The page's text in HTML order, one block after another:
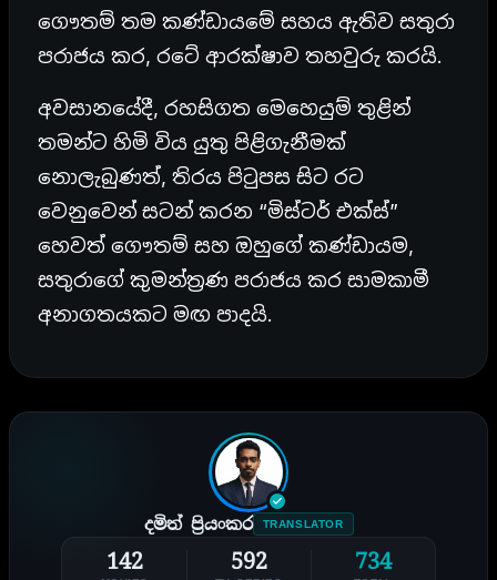
ගෞතම් තම කණ්ඩායමේ සහය ඇතිව සතුරා
පරාජය කර, රටේ ආරක්ෂාව තහවුරු කරයි.
අවසානයේදී, රහසිගත මෙහෙයුම් තුළින්
තමන්ට හිමි විය යුතු පිළිගැනීමක්
නොලැබුණත්, තිරය පිටුපස සිට රට
වෙනුවෙන් සටන් කරන “මිස්ටර් එක්ස්”
හෙවත් ගෞතම් සහ ඔහුගේ කණ්ඩායම,
සතුරාගේ කුමන්ත්‍රණ පරාජය කර සාමකාමී
අනාගතයකට මඟ පාදයි.
දමිත් ප්‍රියංකර TRANSLATOR
142 592 734